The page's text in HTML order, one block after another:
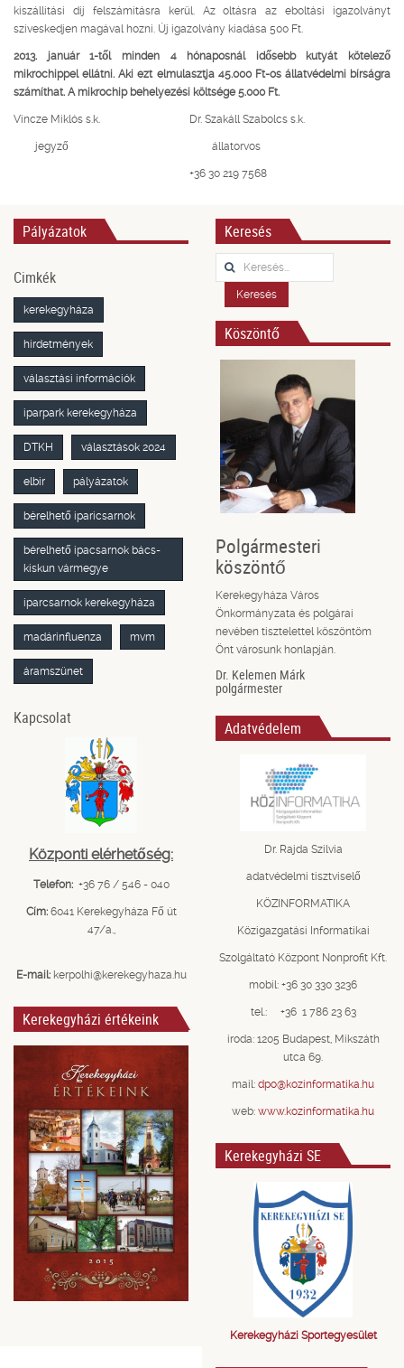
kiszállítási díj felszámításra kerül. Az oltásra az eboltási igazolványt
szíveskedjen magával hozni. Új igazolvány kiadása 500 Ft.
2013. január 1-től minden 4 hónaposnál idősebb kutyát kötelező
mikrochippel ellátni. Aki ezt elmulasztja 45.000 Ft-os állatvédelmi bírságra
számíthat. A mikrochip behelyezési költsége 5.000 Ft.
Vincze Miklós s.k. Dr. Szakáll Szabolcs s.k.
jegyző állatorvos
+36 30 219 7568
Pályázatok
Cimkék
kerekegyháza
hirdetmények
választási információk
iparpark kerekegyháza
DTKH választások 2024
elbir pályázatok
bérelhető iparicsarnok
bérelhető ipacsarnok bács-
kiskun vármegye
iparcsarnok kerekegyháza
madárinfluenza mvm
áramszünet
Kapcsolat
Központi elérhetőség:
Telefon: +36 76 / 546 - 040
Cím: 6041 Kerekegyháza Fő út
47/a.,
E-mail: kerpolhi@kerekegyhaza.hu
Kerekegyházi értékeink
Keresés
Keresés...
Keresés
Köszöntő
Polgármesteri
köszöntő
Kerekegyháza Város
Önkormányzata és polgárai
nevében tisztelettel köszöntöm
Önt városunk honlapján.
Dr. Kelemen Márk
polgármester
Adatvédelem
Dr. Rajda Szilvia
adatvédelmi tisztviselő
KÖZINFORMATIKA
Közigazgatási Informatikai
Szolgáltató Központ Nonprofit Kft.
mobil: +36 30 330 3236
tel.: +36 1 786 23 63
iroda: 1205 Budapest, Mikszáth
utca 69.
mail: dpo@kozinformatika.hu
web: www.kozinformatika.hu
Kerekegyházi SE
Kerekegyházi Sportegyesület